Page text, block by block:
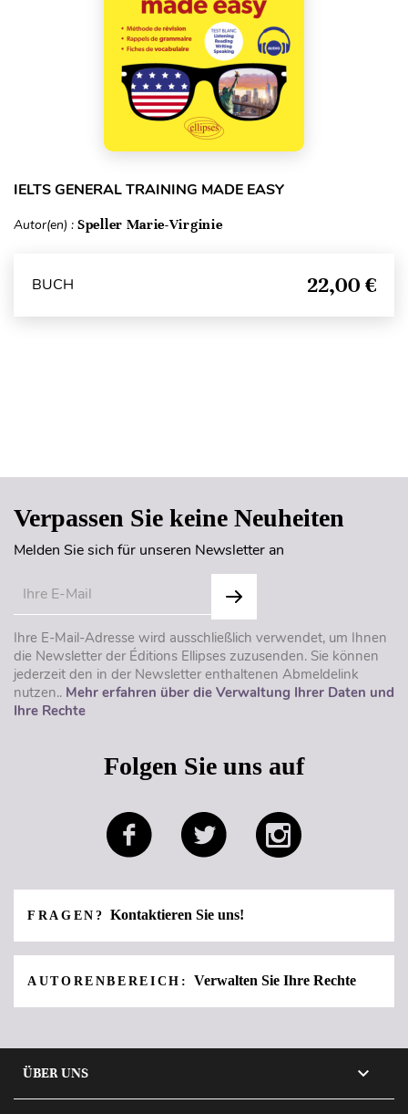
IELTS GENERAL TRAINING MADE EASY
Autor(en) : Speller Marie-Virginie
BUCH 22,00 €
Verpassen Sie keine Neuheiten
Melden Sie sich für unseren Newsletter an
Ihre E-Mail-Adresse wird ausschließlich verwendet, um Ihnen
die Newsletter der Éditions Ellipses zuzusenden. Sie können
jederzeit den in der Newsletter enthaltenen Abmeldelink
nutzen.. Mehr erfahren über die Verwaltung Ihrer Daten und
Ihre Rechte
Folgen Sie uns auf
FRAGEN? Kontaktieren Sie uns!
AUTORENBEREICH: Verwalten Sie Ihre Rechte
ÜBER UNS 